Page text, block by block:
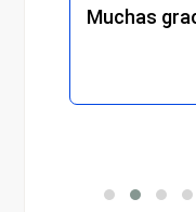
Muchas